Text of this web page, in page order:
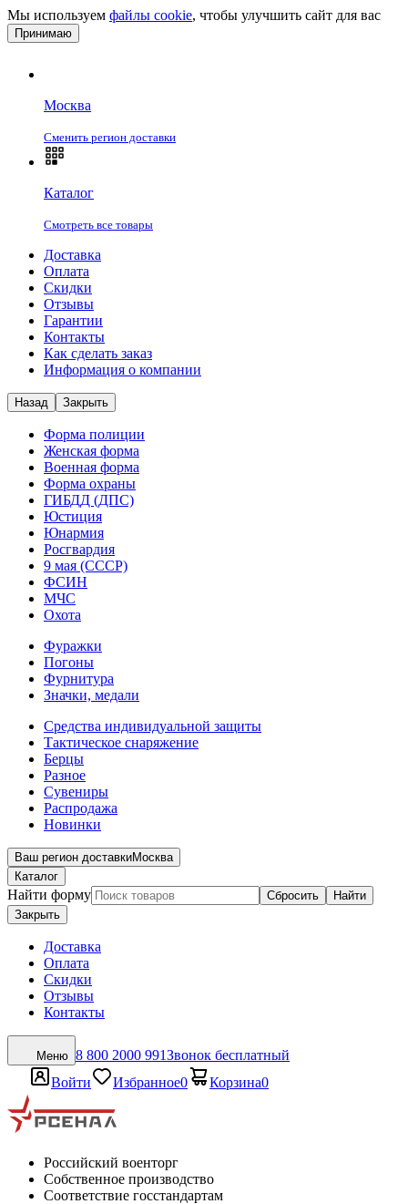
Мы используем файлы cookie, чтобы улучшить сайт для вас
Принимаю
Москва
Сменить регион доставки
Каталог
Смотреть все товары
Доставка
Оплата
Скидки
Отзывы
Гарантии
Контакты
Как сделать заказ
Информация о компании
Назад Закрыть
Форма полиции
Женская форма
Военная форма
Форма охраны
ГИБДД (ДПС)
Юстиция
Юнармия
Росгвардия
9 мая (СССР)
ФСИН
МЧС
Охота
Фуражки
Погоны
Фурнитура
Значки, медали
Средства индивидуальной защиты
Тактическое снаряжение
Берцы
Разное
Сувениры
Распродажа
Новинки
Ваш регион доставкиМосква
Каталог
Найти форму Сбросить
Найти
Закрыть
Доставка
Оплата
Скидки
Отзывы
Контакты
Меню 8 800 2000 991Звонок бесплатный
Войти
Избранное0 Корзина0
Российский военторг
Собственное производство
Соответствие госстандартам